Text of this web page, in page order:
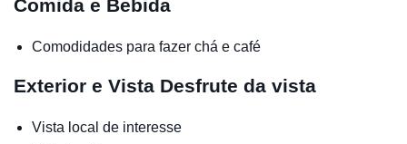
Comida e Bebida
Comodidades para fazer chá e café
Exterior e Vista Desfrute da vista
Vista local de interesse